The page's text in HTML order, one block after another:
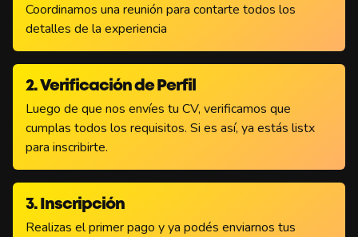
Coordinamos una reunión para contarte todos los
detalles de la experiencia
2. Verificación de Perfil
Luego de que nos envíes tu CV, verificamos que
cumplas todos los requisitos. Si es así, ya estás listx
para inscribirte.
3. Inscripción
Realizas el primer pago y ya podés enviarnos tus